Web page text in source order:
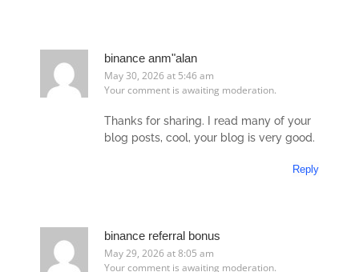
binance anm"alan
May 30, 2026 at 5:46 am
Your comment is awaiting moderation.
Thanks for sharing. I read many of your
blog posts, cool, your blog is very good.
Reply
binance referral bonus
May 29, 2026 at 8:05 am
Your comment is awaiting moderation.